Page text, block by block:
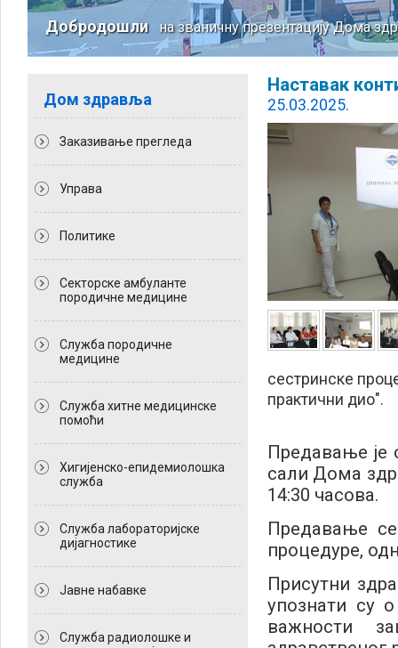
Добродошлина званичну презентацију Дома
Дом здравља
Заказивање прегледа
Управа
Политикe
Секторске амбуланте
породичне медицине
Служба породичне
медицине
Служба хитне медицинске
помоћи
Хигијенско-епидемиолошка
служба
Служба лабораторијске
дијагностике
Јавне набавке
Служба радиолошке и
Наставак
25.03.2025.
сестринске
практични дио".
Предавање је
сали Дома
14:30 часова.
Предавање
процедуре,
Присутни
упознати су
важности